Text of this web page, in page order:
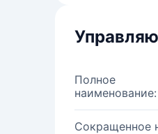
Полное
наименование:
Сокращенное